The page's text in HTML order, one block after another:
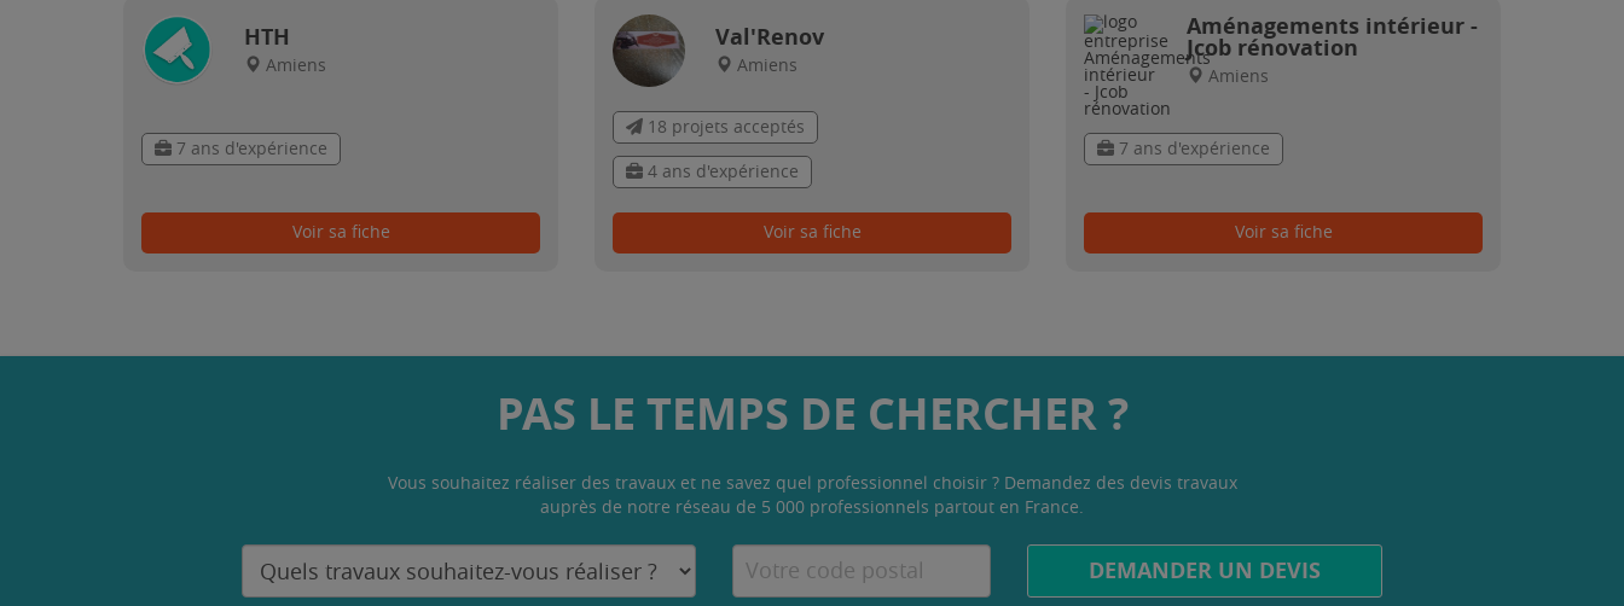
HTH
Amiens
7 ans d'expérience
Voir sa fiche
Val'Renov
Amiens
18 projets acceptés
4 ans d'expérience
Voir sa fiche
Aménagements intérieur -
Jcob rénovation
Amiens
7 ans d'expérience
Voir sa fiche
PAS LE TEMPS DE CHERCHER ?
Vous souhaitez réaliser des travaux et ne savez quel professionnel choisir ? Demandez des devis travaux
auprès de notre réseau de 5 000 professionnels partout en France.
DEMANDER UN DEVIS